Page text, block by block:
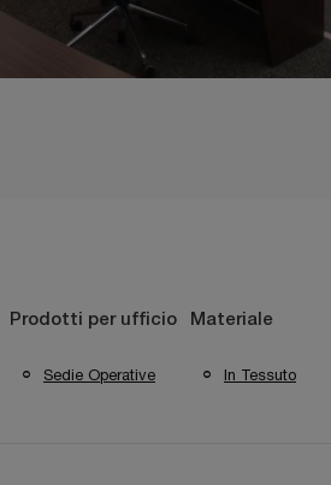
Prodotti per ufficio
Sedie Operative
Materiale
In Tessuto